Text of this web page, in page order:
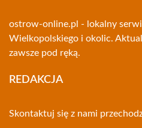
ostrow-online.pl - lokalny
Wielkopolskiego i okolic.
zawsze pod ręką.
REDAKCJA
Skontaktuj się z nami